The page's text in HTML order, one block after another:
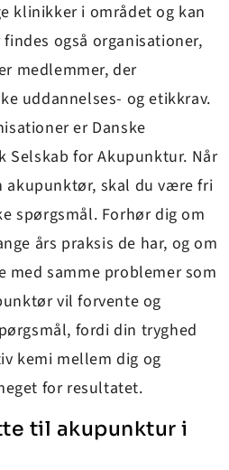
klinikker i området og kan
også organisationer,
medlemmer, der
uddannelses- og etikkrav.
er Danske
Selskab for Akupunktur. Når
akupunktør, skal du være fri
spørgsmål. Forhør dig om
års praksis de har, og om
med samme problemer som
vil forvente og
fordi din tryghed
kemi mellem dig og
for resultatet.
til akupunktur i